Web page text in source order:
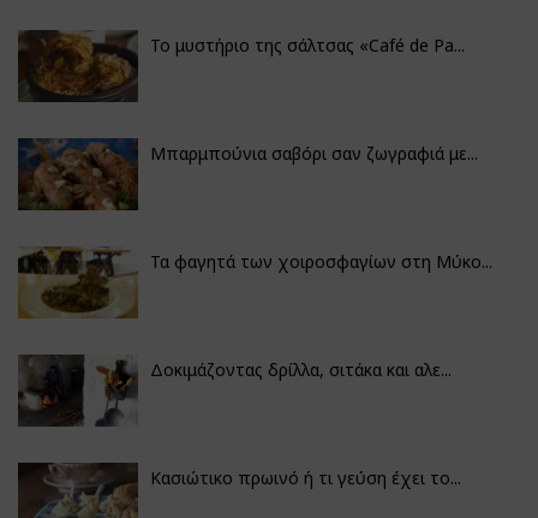
Το μυστήριο της σάλτσας «Café de Pa...
Μπαρμπούνια σαβόρι σαν ζωγραφιά με...
Τα φαγητά των χοιροσφαγίων στη Μύκο...
Δοκιμάζοντας δρίλλα, σιτάκα και αλε...
Κασιώτικο πρωινό ή τι γεύση έχει το...